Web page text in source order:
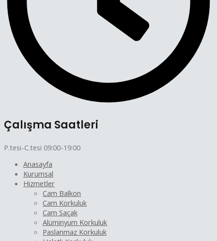
Çalışma Saatleri
P.tesi-C.tesi 09:00-19:00
Anasayfa
Kurumsal
Hizmetler
Cam Balkon
Cam Korkuluk
Cam Saçak
Alüminyum Korkuluk
Paslanmaz Korkuluk